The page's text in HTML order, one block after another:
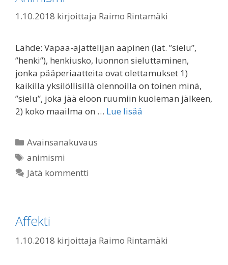
1.10.2018 kirjoittaja Raimo Rintamäki
Lähde: Vapaa-ajattelijan aapinen (lat. ”sielu”,
”henki”), henkiusko, luonnon sieluttaminen,
jonka pääperiaatteita ovat olettamukset 1)
kaikilla yksilöllisillä olennoilla on toinen minä,
”sielu”, joka jää eloon ruumiin kuoleman jälkeen,
2) koko maailma on … Lue lisää
Kategoriat
Avainsanakuvaus
Avainsanat
animismi
Jätä kommentti
Affekti
1.10.2018 kirjoittaja Raimo Rintamäki